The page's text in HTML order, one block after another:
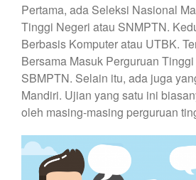
Pertama, ada Seleksi Nasional
Tinggi Negeri atau SNMPTN.
Berbasis Komputer atau UTBK.
Bersama Masuk Perguruan
SBMPTN. Selain itu, ada juga
Mandiri. Ujian yang satu ini
oleh masing-masing perguruan